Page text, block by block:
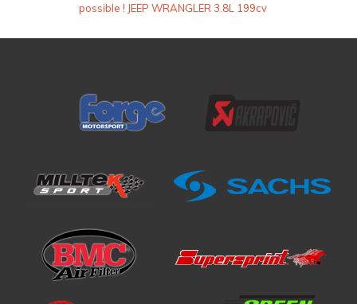
possible ! JEEP WRANGLER 3.8L 199cv